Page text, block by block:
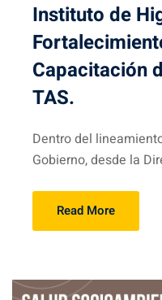
Instituto de
Capacitación
TAS.
Dentro del
Gobierno, desde la
Read More